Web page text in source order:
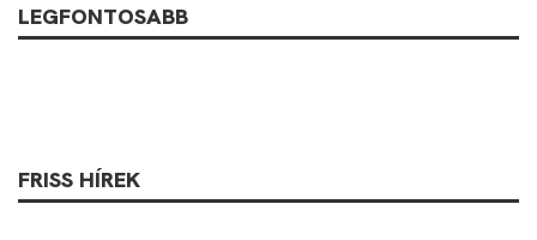
LEGFONTOSABB
FRISS HÍREK